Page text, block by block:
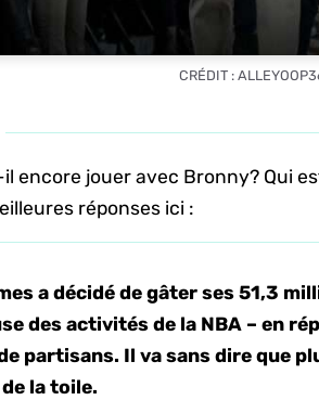
CRÉDIT :
encore jouer avec Bronny? Qui
réponses ici :
a décidé de gâter ses 51,3
des activités de la NBA – en
partisans. Il va sans dire que
la toile.